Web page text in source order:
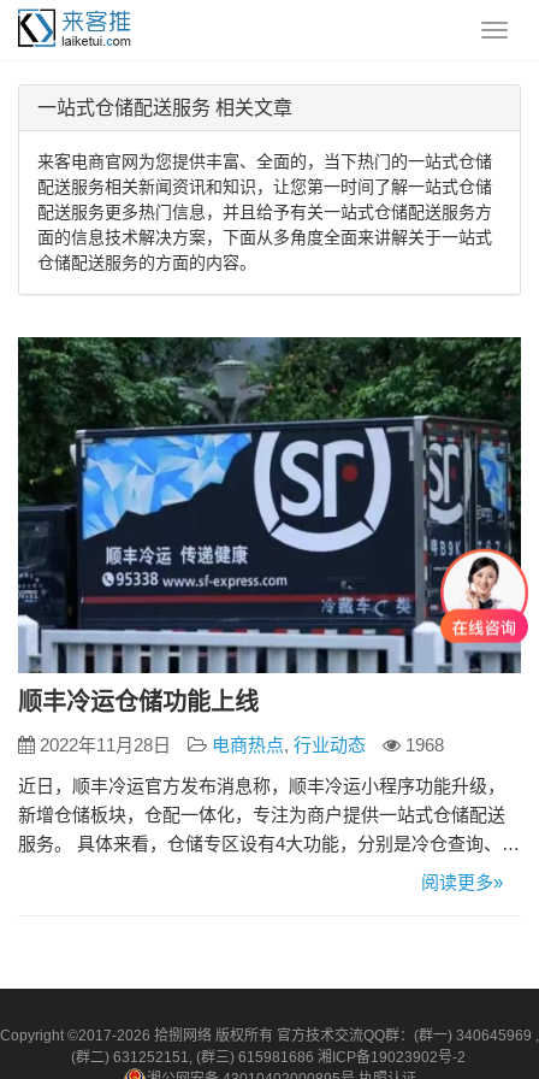
一站式仓储配送服务 相关文章
来客电商官网为您提供丰富、全面的，当下热门的一站式仓储
配送服务相关新闻资讯和知识，让您第一时间了解一站式仓储
配送服务更多热门信息，并且给予有关一站式仓储配送服务方
面的信息技术解决方案，下面从多角度全面来讲解关于一站式
仓储配送服务的方面的内容。
顺丰冷运仓储功能上线
2022年11月28日 电商热点, 行业动态
1968
近日，顺丰冷运官方发布消息称，顺丰冷运小程序功能升级，
新增仓储板块，仓配一体化，专注为商户提供一站式仓储配送
服务。 具体来看，仓储专区设有4大功能，分别是冷仓查询、冷
仓预约、解决方案和增值服务，支持用户按关键词搜索全国仓
预约看冷库。 &…
阅读更多»
Copyright ©2017-2026 拾捌网络 版权所有 官方技术交流QQ群：(群一) 340645969 ,
(群二) 631252151, (群三) 615981686 湘ICP备19023902号-2